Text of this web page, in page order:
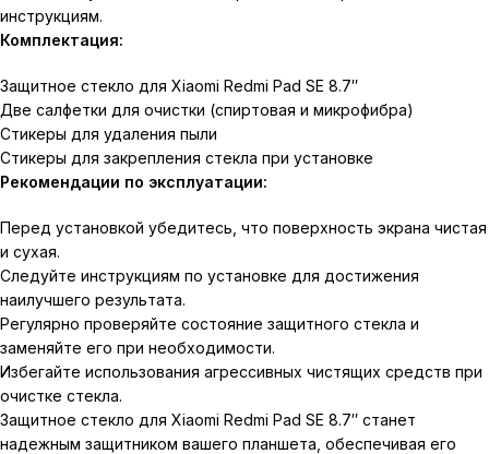
инструкциям.
Комплектация:
Защитное стекло для Xiaomi Redmi Pad SE 8.7″
Две салфетки для очистки (спиртовая и микрофибра)
Стикеры для удаления пыли
Стикеры для закрепления стекла при установке
Рекомендации по эксплуатации:
Перед установкой убедитесь, что поверхность экрана чистая
и сухая.
Следуйте инструкциям по установке для достижения
наилучшего результата.
Регулярно проверяйте состояние защитного стекла и
заменяйте его при необходимости.
Избегайте использования агрессивных чистящих средств при
очистке стекла.
Защитное стекло для Xiaomi Redmi Pad SE 8.7″ станет
надежным защитником вашего планшета, обеспечивая его